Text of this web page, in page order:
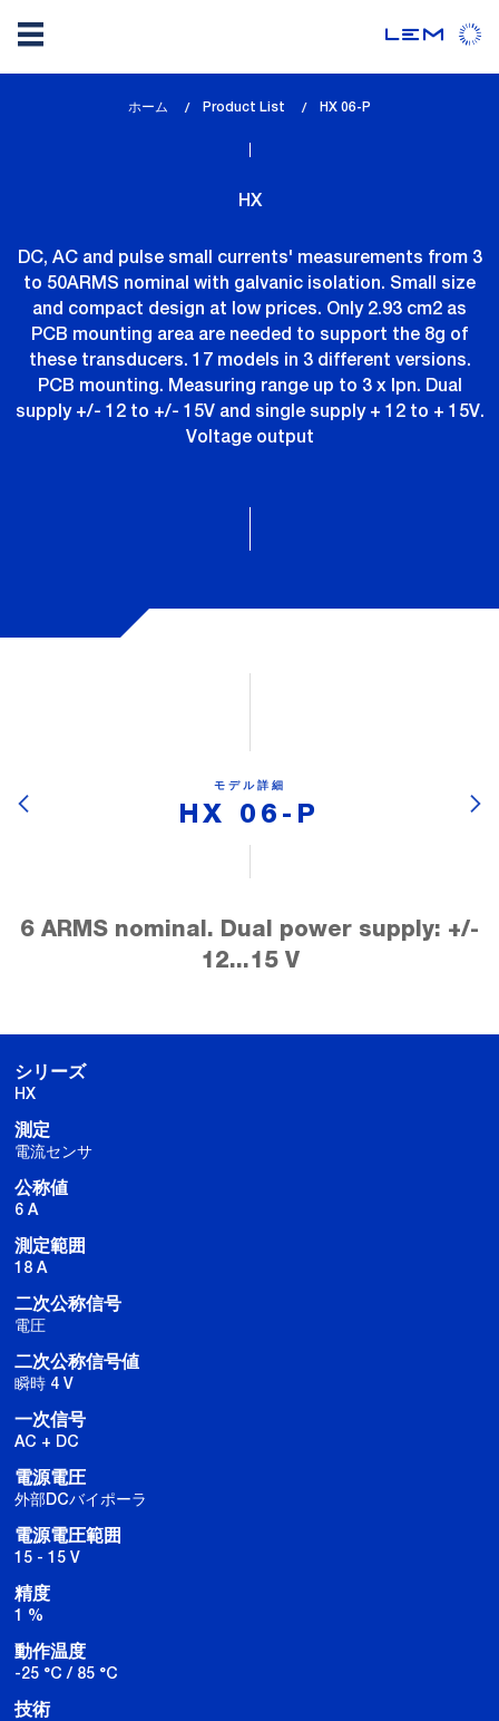
ホーム Product List
lem_current_page
HX 06-P
HX
DC, AC and pulse small currents' measurements from 3
to 50ARMS nominal with galvanic isolation. Small size
and compact design at low prices. Only 2.93 cm2 as
PCB mounting area are needed to support the 8g of
these transducers. 17 models in 3 different versions.
PCB mounting. Measuring range up to 3 x Ipn. Dual
supply +/- 12 to +/- 15V and single supply + 12 to + 15V.
Voltage output
モデル詳細
HX 06-P
6 ARMS nominal. Dual power supply: +/-
12...15 V
シリーズ
HX
測定
電流センサ
公称値
6 A
測定範囲
18 A
二次公称信号
電圧
二次公称信号値
瞬時 4 V
一次信号
AC + DC
電源電圧
外部DCバイポーラ
電源電圧範囲
15 - 15 V
精度
1 %
動作温度
-25 °C / 85 °C
技術